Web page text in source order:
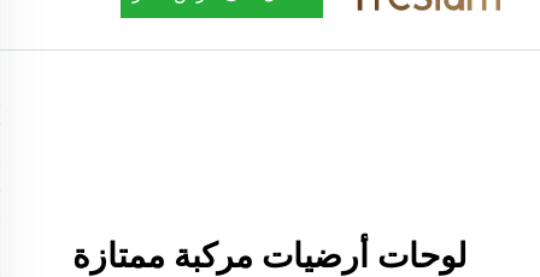
لوحات أرضيات مركبة ممتازة